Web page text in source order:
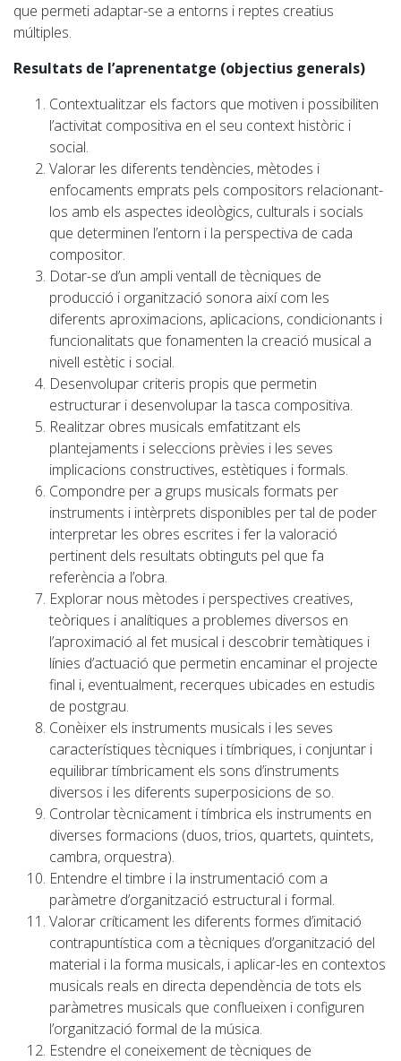
que permeti adaptar-se a entorns i reptes creatius
múltiples.
Resultats de l’aprenentatge (objectius generals)
Contextualitzar els factors que motiven i possibiliten
l’activitat compositiva en el seu context històric i
social.
Valorar les diferents tendències, mètodes i
enfocaments emprats pels compositors relacionant-
los amb els aspectes ideològics, culturals i socials
que determinen l’entorn i la perspectiva de cada
compositor.
Dotar-se d’un ampli ventall de tècniques de
producció i organització sonora així com les
diferents aproximacions, aplicacions, condicionants i
funcionalitats que fonamenten la creació musical a
nivell estètic i social.
Desenvolupar criteris propis que permetin
estructurar i desenvolupar la tasca compositiva.
Realitzar obres musicals emfatitzant els
plantejaments i seleccions prèvies i les seves
implicacions constructives, estètiques i formals.
Compondre per a grups musicals formats per
instruments i intèrprets disponibles per tal de poder
interpretar les obres escrites i fer la valoració
pertinent dels resultats obtinguts pel que fa
referència a l’obra.
Explorar nous mètodes i perspectives creatives,
teòriques i analítiques a problemes diversos en
l’aproximació al fet musical i descobrir temàtiques i
línies d’actuació que permetin encaminar el projecte
final i, eventualment, recerques ubicades en estudis
de postgrau.
Conèixer els instruments musicals i les seves
característiques tècniques i tímbriques, i conjuntar i
equilibrar tímbricament els sons d’instruments
diversos i les diferents superposicions de so.
Controlar tècnicament i tímbrica els instruments en
diverses formacions (duos, trios, quartets, quintets,
cambra, orquestra).
Entendre el timbre i la instrumentació com a
paràmetre d’organització estructural i formal.
Valorar críticament les diferents formes d’imitació
contrapuntística com a tècniques d’organització del
material i la forma musicals, i aplicar-les en contextos
musicals reals en directa dependència de tots els
paràmetres musicals que conflueixen i configuren
l’organització formal de la música.
Estendre el coneixement de tècniques de